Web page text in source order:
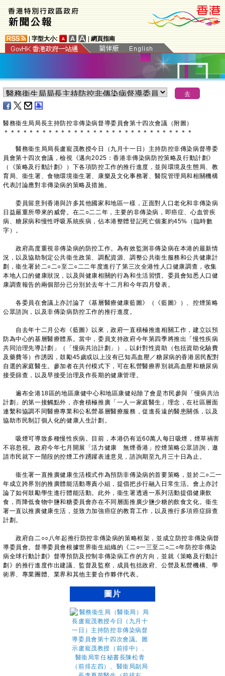
字型大小: 網頁指南
醫務衞生局局長主持防控非傳染病督導委員會第十四次會議（附圖）
＊ ＊ ＊ ＊ ＊ ＊ ＊ ＊ ＊ ＊ ＊ ＊ ＊ ＊ ＊ ＊ ＊ ＊ ＊ ＊ ＊ ＊ ＊ ＊ ＊ ＊ ＊ ＊ ＊ ＊
​醫務衞生局局長盧寵茂教授今日（九月十一日）主持防控非傳染病督導委
員會第十四次會議，檢視《邁向2025：香港非傳染病防控策略及行動計劃》
（《策略及行動計劃》）下各項防控工作的推行進度，並與環境及生態局、教
育局、衞生署、食物環境衞生署、康樂及文化事務署、醫院管理局和相關機構
代表討論應對非傳染病的策略及措施。
委員留意到香港與許多其他國家和地區一樣，正面對人口老化和非傳染病
日益嚴重所帶來的威脅。在二○二二年，主要的非傳染病，即癌症、心血管疾
病、糖尿病和慢性呼吸系統疾病，佔本港整體登記死亡個案約45%（臨時數
字）。
政府高度重視非傳染病的防控工作。為有效監測非傳染病在本港的最新情
況，以及協助制定公共衞生政策、調配資源、調整公共衞生服務和公共健康計
劃，衞生署於二○二○至二○二二年度進行了第三次全港性人口健康調查，收集
本地人口的健康狀況，以及與健康相關的行為和生活習慣。委員會知悉人口健
康調查報告的兩個部分已分別於去年十二月和今年四月發表。
各委員在會議上亦討論了《基層醫療健康藍圖》（《藍圖》）、控煙策略
公眾諮詢，以及非傳染病防控工作的推行進度。
自去年十二月公布《藍圖》以來，政府一直積極推進相關工作，建立以預
防為中心的基層醫療體系。當中，委員支持政府今年第四季將推出「慢性疾病
共同治理先導計劃」（「慢病共治計劃」），以針對性資助（包括資助化驗費
及藥費等）作誘因，鼓勵45歲或以上沒有已知高血壓／糖尿病的香港居民配對
自選的家庭醫生。參加者在共付模式下，可在私營醫療界別就高血壓和糖尿病
接受篩查，以及早接受治理及作長期的健康管理。
遍布全港18區的地區康健中心和地區康健站除了會是市民參與「慢病共治
計劃」的第一接觸點外，亦會積極推廣「一人一家庭醫生」理念，在社區層面
連繫和協調不同醫療專業和公私營基層醫療服務，促進長遠的醫患關係，以及
協助市民制訂個人化的健康人生計劃。
吸煙可導致多種慢性疾病。目前，本港仍有近60萬人每日吸煙，煙草禍害
不容忽視。政府今年七月開展「活力健康 無煙香港」控煙策略公眾諮詢，邀
請市民就下一階段的控煙工作踴躍表達意見，諮詢期至九月三十日為止。
衞生署一直推廣健康生活模式作為預防非傳染病的首要策略，並於二○二一
年成立跨界別的推廣體能活動專責小組，提倡把步行融入日常生活。會上亦討
論了如何鼓勵學生進行體能活動。此外，衞生署透過一系列活動提倡健康飲
食，而降低食物中鹽和糖委員會亦在不同層面推廣少鹽少糖的飲食文化。衞生
署一直以推廣健康生活，並致力加強癌症的教育工作，以及推行多項癌症篩查
計劃。
政府自二○○八年起推行防控非傳染病的策略框架，並成立防控非傳染病督
導委員會。督導委員會根據世界衞生組織的《二○一三至二○二○年防控非傳染
病全球行動計劃》督導預防及控制非傳染病工作的方向，並就《策略及行動計
劃》的推行進度作出建議、監督及監察，成員包括政府、公營及私營機構、學
術界、專業團體、業界和其他主要合作夥伴代表。
圖片